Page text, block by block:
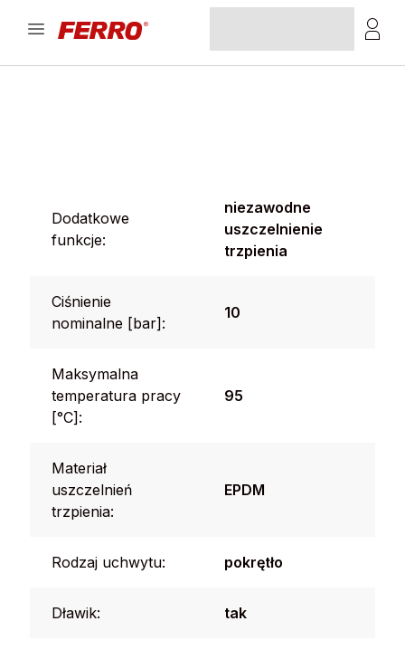
Dodatkowe
funkcje:
niezawodne
uszczelnienie
trzpienia
Ciśnienie
nominalne [bar]:
10
Maksymalna
temperatura pracy
[°C]:
95
Materiał
uszczelnień
trzpienia:
EPDM
Rodzaj uchwytu: pokrętło
Dławik: tak